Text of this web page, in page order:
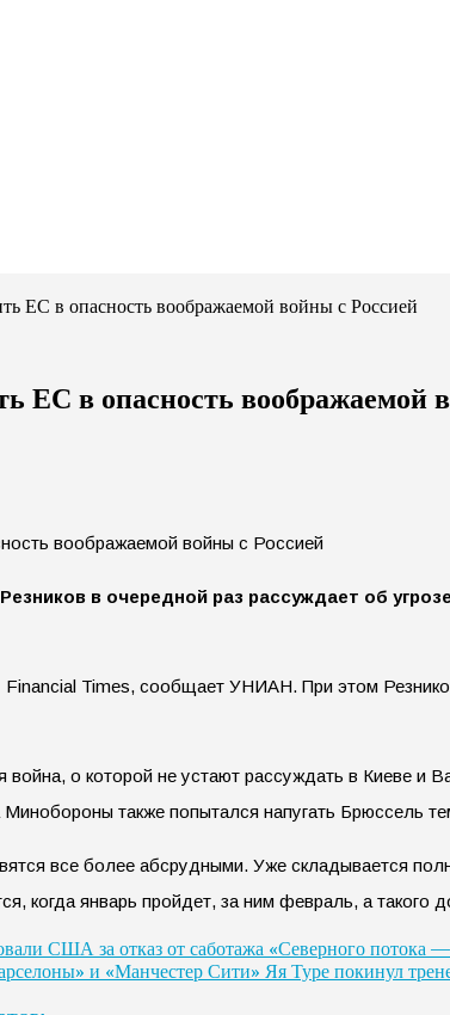
ЕС в опасность воображаемой войны с Россией
ЕС в опасность воображаемой
в очередной раз рассуждает об
Times, сообщает УНИАН. При этом
война, о которой не устают рассуждать в Киеве
также попытался напугать Брюссель
все более абсрудными. Уже складывается
когда январь пройдет, за ним февраль, а такого
США за отказ от саботажа «Северного потока
и «Манчестер Сити» Яя Туре покинул